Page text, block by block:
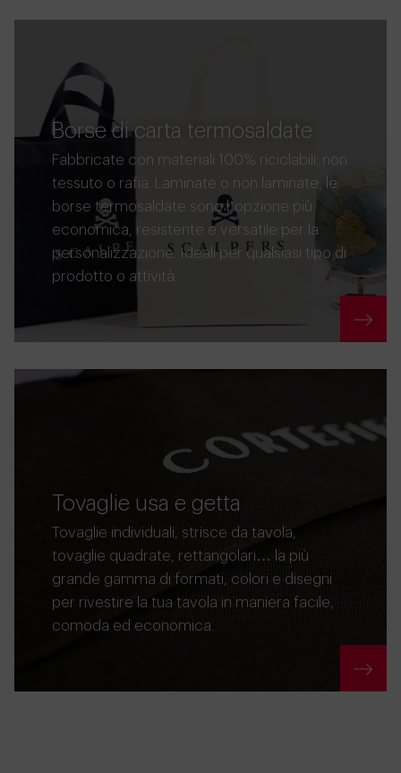
Borse di carta termosaldate
Fabbricate con materiali 100% riciclabili: non
tessuto o rafia. Laminate o non laminate, le
borse termosaldate sono l’opzione più
economica, resistente e versatile per la
personalizzazione. Ideali per qualsiasi tipo di
prodotto o attività.
Tovaglie usa e getta
Tovaglie individuali, strisce da tavola,
tovaglie quadrate, rettangolari… la più
grande gamma di formati, colori e disegni
per rivestire la tua tavola in maniera facile,
comoda ed economica.